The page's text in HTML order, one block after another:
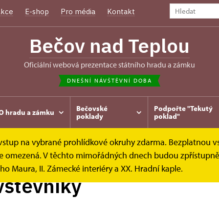
E-shop Pro média Kontakt
Bečov nad Teplou
oficiální webová prezentace státního hradu a zámku
DNEŠNÍ NÁVŠTĚVNÍ DOBA
hradu a zámku
Bečovské
poklady
Podpořte "Tekutý
poklad"
na vybrané prohlídkové okruhy zdarma. Bezplatnou
V těchto mimořádných dnech budou
Maura, II. Zámecké interiéry a XX. Hradní kaple.